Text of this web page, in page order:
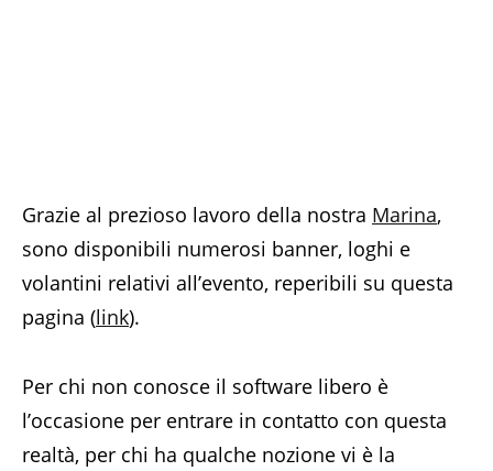
Grazie al prezioso lavoro della nostra Marina,
sono disponibili numerosi banner, loghi e
volantini relativi all’evento, reperibili su questa
pagina (link).
Per chi non conosce il software libero è
l’occasione per entrare in contatto con questa
realtà, per chi ha qualche nozione vi è la